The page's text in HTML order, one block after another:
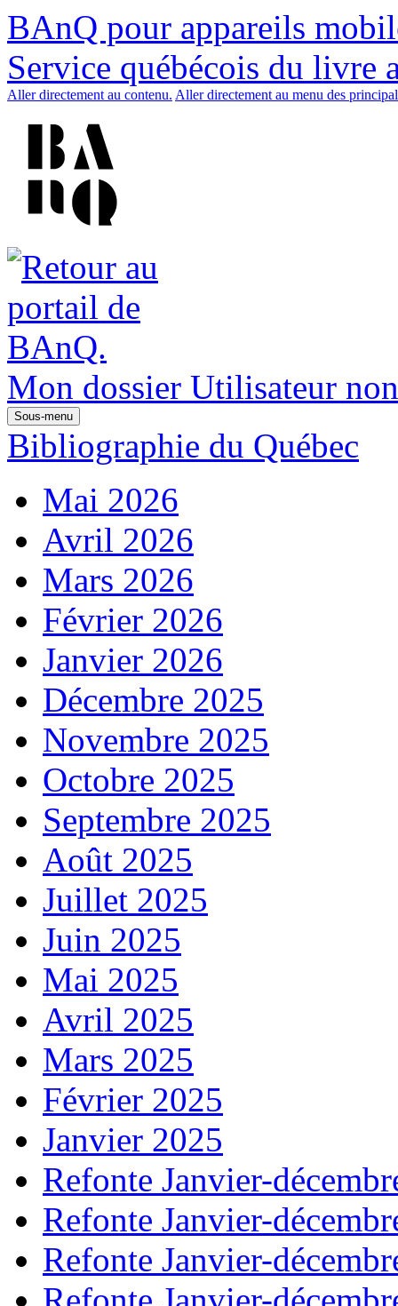
BAnQ pour appareils
Service québécois du livre
Aller directement au contenu. Aller directement au menu des
Mon dossier Utilisateur
Sous-menu
Bibliographie du Québec
Mai 2026
Avril 2026
Mars 2026
Février 2026
Janvier 2026
Décembre 2025
Novembre 2025
Octobre 2025
Septembre 2025
Août 2025
Juillet 2025
Juin 2025
Mai 2025
Avril 2025
Mars 2025
Février 2025
Janvier 2025
Refonte Janvier-
Refonte Janvier-
Refonte Janvier-